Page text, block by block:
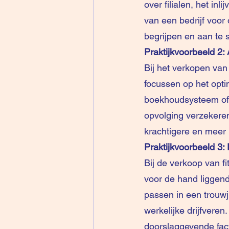
over filialen, het
van een bedrijf voor
begrijpen en aan te
Praktijkvoorbeeld 2:
Bij het verkopen
focussen op het
boekhoudsysteem
opvolging
krachtigere en
Praktijkvoorbeeld 3:
Bij de verkoop van
voor de hand
passen in een
werkelijke
doorslaggevende